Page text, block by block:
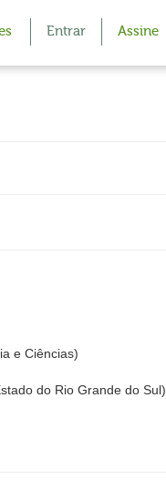
Entrar Assine
e Ciências)
do Rio Grande do Sul)